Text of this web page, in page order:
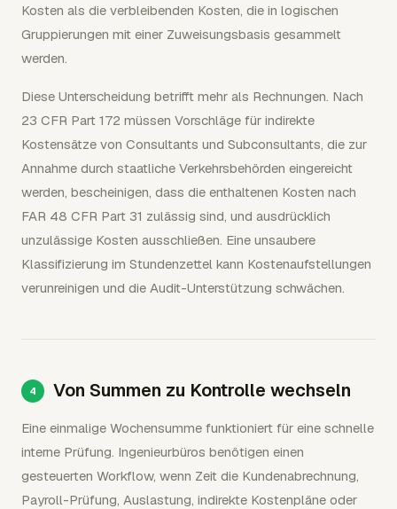
Kosten als die verbleibenden Kosten, die in logischen
Gruppierungen mit einer Zuweisungsbasis gesammelt
werden.
Diese Unterscheidung betrifft mehr als Rechnungen. Nach
23 CFR Part 172 müssen Vorschläge für indirekte
Kostensätze von Consultants und Subconsultants, die zur
Annahme durch staatliche Verkehrsbehörden eingereicht
werden, bescheinigen, dass die enthaltenen Kosten nach
FAR 48 CFR Part 31 zulässig sind, und ausdrücklich
unzulässige Kosten ausschließen. Eine unsaubere
Klassifizierung im Stundenzettel kann Kostenaufstellungen
verunreinigen und die Audit-Unterstützung schwächen.
Von Summen zu Kontrolle wechseln
Eine einmalige Wochensumme funktioniert für eine schnelle
interne Prüfung. Ingenieurbüros benötigen einen
gesteuerten Workflow, wenn Zeit die Kundenabrechnung,
Payroll-Prüfung, Auslastung, indirekte Kostenpläne oder